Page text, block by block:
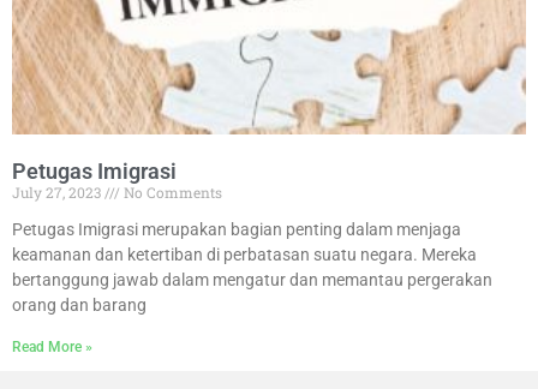
Petugas Imigrasi
July 27, 2023
No Comments
Petugas Imigrasi merupakan bagian penting dalam menjaga
keamanan dan ketertiban di perbatasan suatu negara. Mereka
bertanggung jawab dalam mengatur dan memantau pergerakan
orang dan barang
Read More »